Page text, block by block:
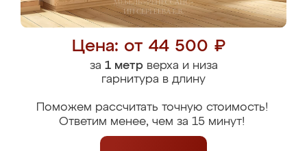
Цена: от 44 500 ₽
за 1 метрверха и низа
гарнитура в длину
Поможем рассчитать точную стоимость!
Ответим менее, чем за 15 минут!